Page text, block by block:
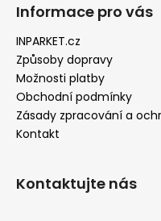
Informace pro vás
INPARKET.cz
Způsoby dopravy
Možnosti platby
Obchodní podmínky
Zásady zpracování a
Kontakt
Kontaktujte nás